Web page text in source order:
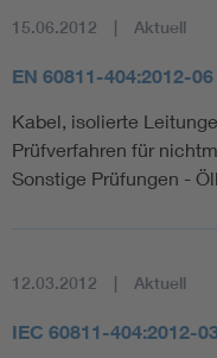
15.06.2012 Aktuell
EN 60811-404:2012-06
Kabel, isolierte
Prüfverfahren für
Sonstige Prüfungen -
12.03.2012 Aktuell
IEC 60811-404:2012-